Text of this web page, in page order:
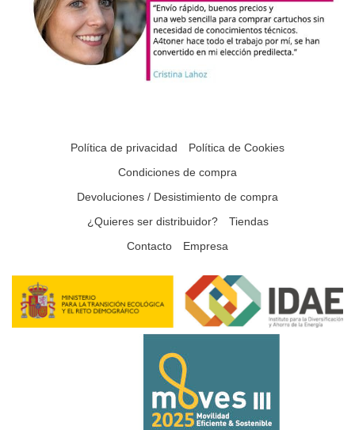
Política de privacidad
Política de Cookies
Condiciones de compra
Devoluciones / Desistimiento de compra
¿Quieres ser distribuidor?
Tiendas
Contacto
Empresa